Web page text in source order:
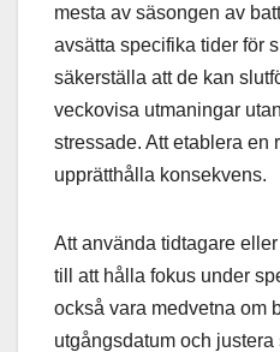
mesta av säsongen av
avsätta specifika tider för
säkerställa att de kan
veckovisa utmaningar
stressade. Att etablera en
upprätthålla konsekvens.
Att använda tidtagare
till att hålla fokus under
också vara medvetna om
utgångsdatum och